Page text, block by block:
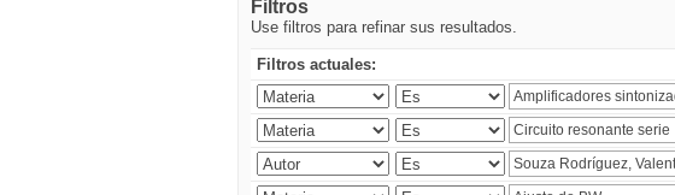
Filtros
Use filtros para refinar sus resultados.
Filtros actuales: